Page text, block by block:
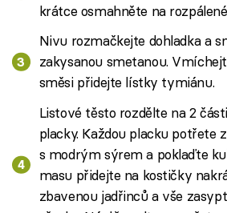
krátce osmahněte na
Nivu rozmačkejte dohladka a
zakysanou smetanou.
směsi přidejte lístky tymiánu.
Listové těsto rozdělte na 2
placky. Každou placku potřete
s modrým sýrem a poklaďte
masu přidejte na kostičky
zbavenou jadřinců a vše